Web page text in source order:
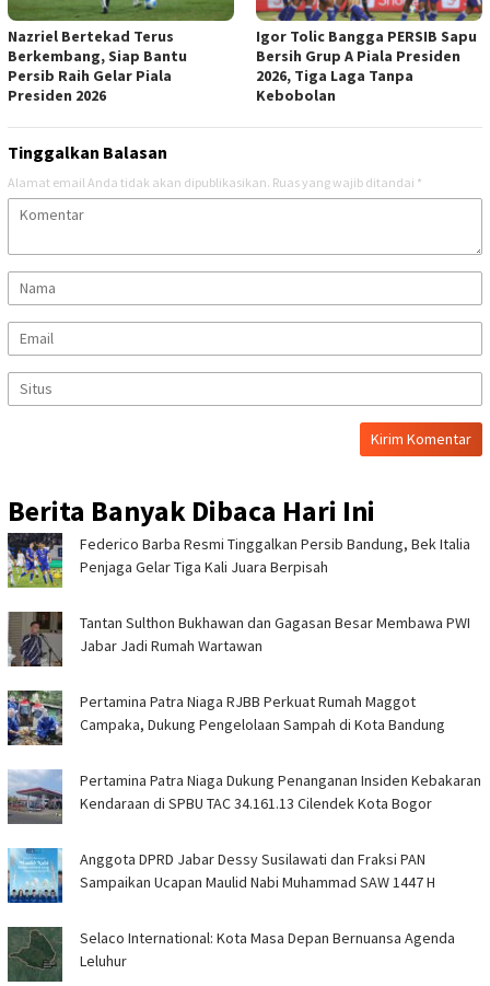
Nazriel Bertekad Terus
Berkembang, Siap Bantu
Persib Raih Gelar Piala
Presiden 2026
Igor Tolic Bangga PERSIB Sapu
Bersih Grup A Piala Presiden
2026, Tiga Laga Tanpa
Kebobolan
Tinggalkan Balasan
Alamat email Anda tidak akan dipublikasikan. Ruas yang wajib ditandai *
Berita Banyak Dibaca Hari Ini
Federico Barba Resmi Tinggalkan Persib Bandung, Bek Italia
Penjaga Gelar Tiga Kali Juara Berpisah
Tantan Sulthon Bukhawan dan Gagasan Besar Membawa PWI
Jabar Jadi Rumah Wartawan
Pertamina Patra Niaga RJBB Perkuat Rumah Maggot
Campaka, Dukung Pengelolaan Sampah di Kota Bandung
Pertamina Patra Niaga Dukung Penanganan Insiden Kebakaran
Kendaraan di SPBU TAC 34.161.13 Cilendek Kota Bogor
Anggota DPRD Jabar Dessy Susilawati dan Fraksi PAN
Sampaikan Ucapan Maulid Nabi Muhammad SAW 1447 H
Selaco International: Kota Masa Depan Bernuansa Agenda
Leluhur